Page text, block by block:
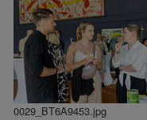
0029_BT6A9453.jpg